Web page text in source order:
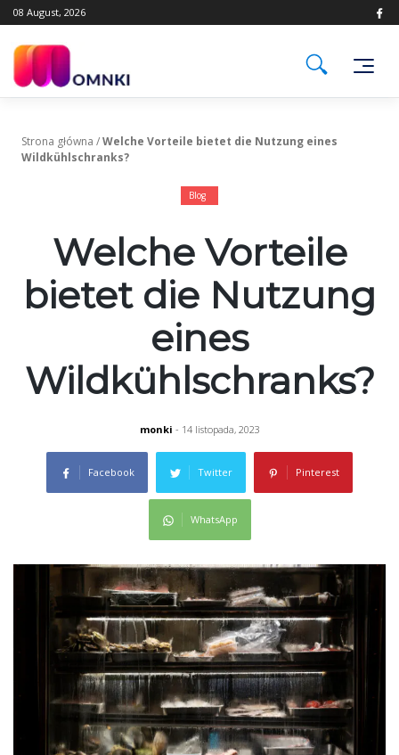
Skip
to
08 August, 2026
Strona główna /Welche Vorteile bietet die Nutzung eines
Wildkühlschranks?
Blog
Welche Vorteile
bietet die Nutzung
eines
Wildkühlschranks?
monki - 14 listopada, 2023
Facebook Twitter Pinterest
WhatsApp